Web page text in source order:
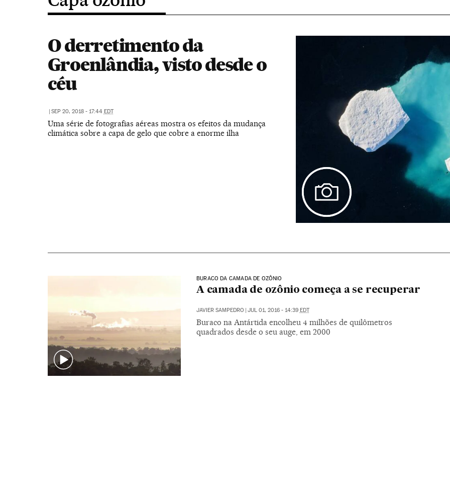
O derretimento da
Groenlândia, visto desde o
céu
| SEP 20, 2018 - 17:44 EDT
Uma série de fotografias aéreas mostra os efeitos da mudança
climática sobre a capa de gelo que cobre a enorme ilha
BURACO DA CAMADA DE OZÔNIO
A camada de ozônio começa a se recuperar
JAVIER SAMPEDRO | JUL 01, 2016 - 14:39 EDT
Buraco na Antártida encolheu 4 milhões de quilômetros
quadrados desde o seu auge, em 2000